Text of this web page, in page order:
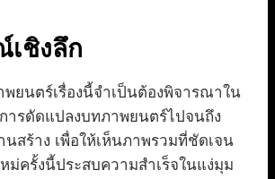
เชิงลึก
พยนตร์เรื่องนี้จำเป็นต้องพิจารณาใน
ารดัดแปลงบทภาพยนตร์ไปจนถึง
นสร้าง เพื่อให้เห็นภาพรวมที่ชัดเจน
ม่ครั้งนี้ประสบความสำเร็จในแง่มุม